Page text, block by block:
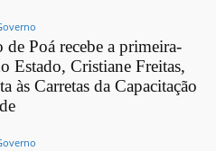
de Poá recebe a primeira-
Estado, Cristiane Freitas,
às Carretas da Capacitação